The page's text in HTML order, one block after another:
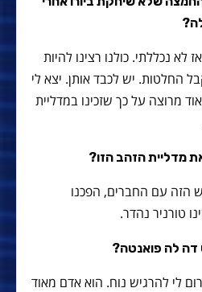
נכללתי. כולנו רצינו להיות
החלטות. יש לכבד אותן. יצא לי
מרוצה על כך שזכינו במדליית
מדליית הזהב הזו?
הזה עם החברים, הפכנו
טורניר נהדר.
דה לה פואנטה?
לי להרגיש נוח. הוא אדם מאוד